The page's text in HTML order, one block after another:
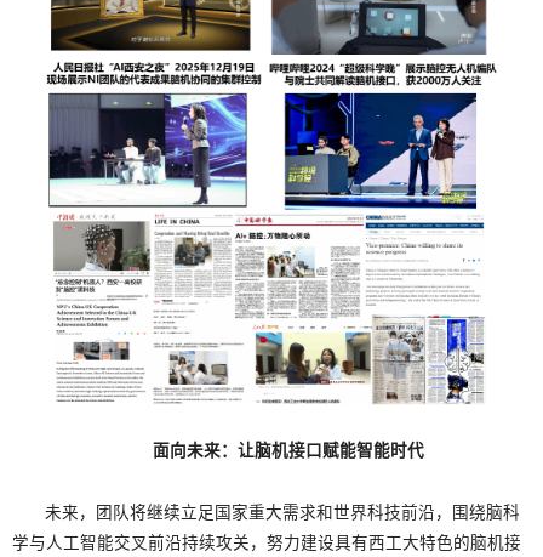
面向未来：让脑机接口赋能智能时代
未来，团队将继续立足国家重大需求和世界科技前沿，围绕脑科
学与人工智能交叉前沿持续攻关，努力建设具有西工大特色的脑机接